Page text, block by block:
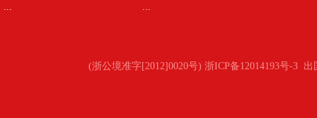
...
...
(浙公境准字[2012]0020号) 浙ICP备12014193号-3 出